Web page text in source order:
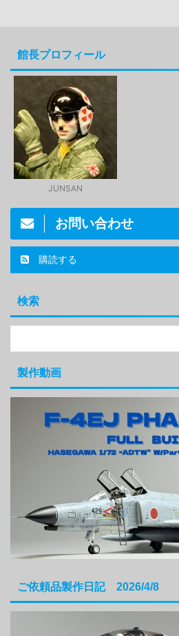
館長プロフィール
JUNSAN
お問い合わせ
購読する
検索
製作動画
ご依頼品製作日記 2026/4/8